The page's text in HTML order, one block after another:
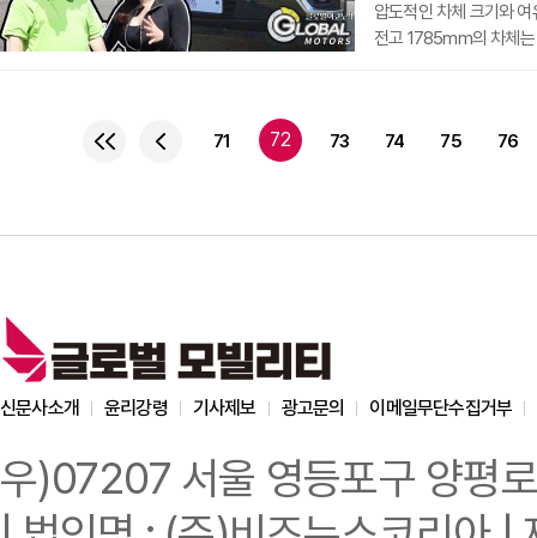
압도적인 차체 크기와
전고 1785mm의 차체는
강원도 인제스피디움
71 72 73 74 75 76
신문사소개 윤리강령 기사제보 광고문의 이메일무단수집거부
우)07207 서울 영등포구 양평